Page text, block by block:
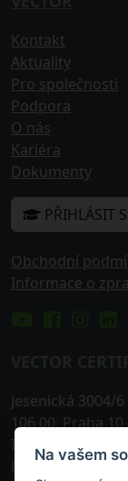
Kontakt
Aktuality
Pro společnosti
Podpora
O nás
Kariéra
Dokumenty
PŘIHLÁSIT
Obchodní
Informace o
Jesenická 3004/6
106 00,Praha 10
IČO: 242 25 576
DIČ: CZ24225576
Na vašem